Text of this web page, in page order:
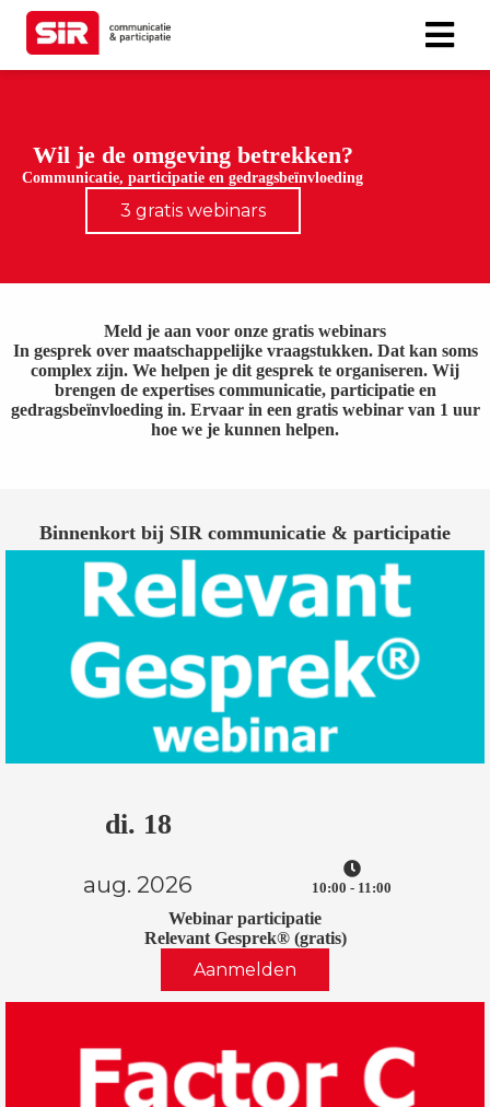
Wil je de omgeving betrekken?
Communicatie, participatie en gedragsbeïnvloeding
3 gratis webinars
Meld je aan voor onze gratis webinars
In gesprek over maatschappelijke vraagstukken. Dat kan soms
complex zijn. We helpen je dit gesprek te organiseren. Wij
brengen de expertises communicatie, participatie en
gedragsbeïnvloeding in. Ervaar in een gratis webinar van 1 uur
hoe we je kunnen helpen.
Binnenkort bij SIR communicatie & participatie
di. 18
aug. 2026 10:00 - 11:00
Webinar participatie
Relevant Gesprek® (gratis)
Aanmelden